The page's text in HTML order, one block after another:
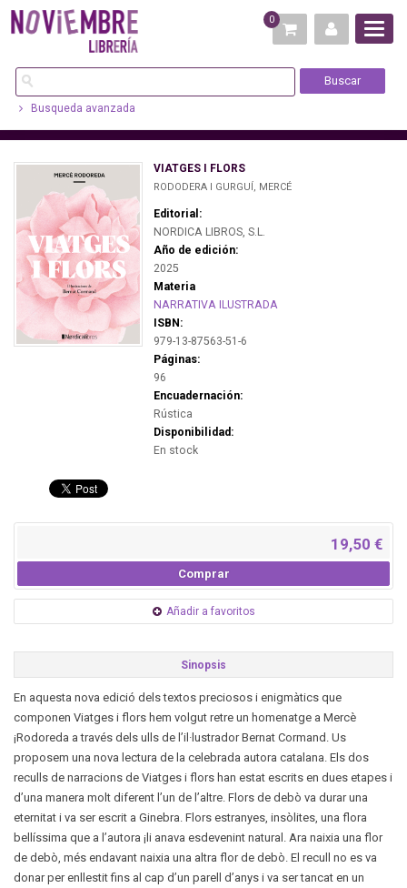
0
Busqueda avanzada
VIATGES I FLORS
RODODERA I GURGUÍ, MERCÉ
Editorial:
NORDICA LIBROS, S.L.
Año de edición:
2025
Materia
NARRATIVA ILUSTRADA
ISBN:
979-13-87563-51-6
Páginas:
96
Encuadernación:
Rústica
Disponibilidad:
En stock
19,50 €
Comprar
Añadir a favoritos
Sinopsis
En aquesta nova edició dels textos preciosos i enigmàtics que
componen Viatges i flors hem volgut retre un homenatge a Mercè
¡Rodoreda a través dels ulls de l’il·lustrador Bernat Cormand. Us
proposem una nova lectura de la celebrada autora catalana. Els dos
reculls de narracions de Viatges i flors han estat escrits en dues etapes i
d’una manera molt diferent l’un de l’altre. Flors de debò va durar una
eternitat i va ser escrit a Ginebra. Flors estranyes, insòlites, una flora
bellíssima que a l’autora ¡li anava esdevenint natural. Ara naixia una flor
de debò, més endavant naixia una altra flor de debò. El recull no es va
donar per enllestit fins al cap d’un parell d’anys i va ser tancat en un